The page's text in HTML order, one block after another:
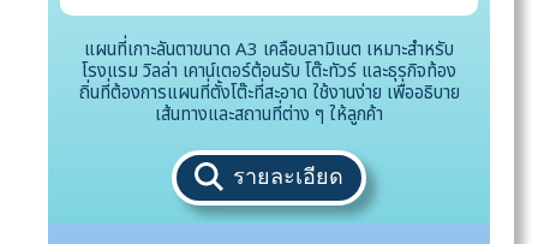
แผนที่เกาะลันตาขนาด A3 เคลือบลามิเนต เหมาะสำหรับ
โรงแรม วิลล่า เคาน์เตอร์ต้อนรับ โต๊ะทัวร์ และธุรกิจท้อง
ถิ่นที่ต้องการแผนที่ตั้งโต๊ะที่สะอาด ใช้งานง่าย เพื่ออธิบาย
เส้นทางและสถานที่ต่าง ๆ ให้ลูกค้า
รายละเอียด